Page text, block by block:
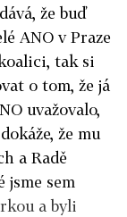
že buď
ANO v Praze
tak si
o tom, že já
uvažovalo,
že mu
a Radě
sem
a byli